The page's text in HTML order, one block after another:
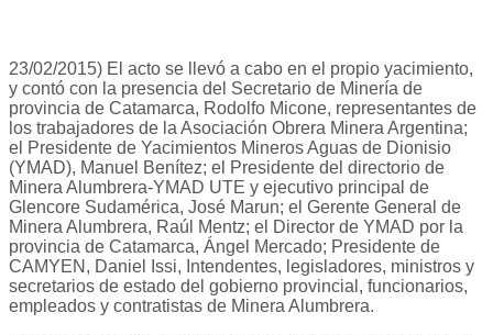
23/02/2015) El acto se llevó a cabo en el propio yacimiento,
y contó con la presencia del Secretario de Minería de
provincia de Catamarca, Rodolfo Micone, representantes de
los trabajadores de la Asociación Obrera Minera Argentina;
el Presidente de Yacimientos Mineros Aguas de Dionisio
(YMAD), Manuel Benítez; el Presidente del directorio de
Minera Alumbrera-YMAD UTE y ejecutivo principal de
Glencore Sudamérica, José Marun; el Gerente General de
Minera Alumbrera, Raúl Mentz; el Director de YMAD por la
provincia de Catamarca, Ángel Mercado; Presidente de
CAMYEN, Daniel Issi, Intendentes, legisladores, ministros y
secretarios de estado del gobierno provincial, funcionarios,
empleados y contratistas de Minera Alumbrera.